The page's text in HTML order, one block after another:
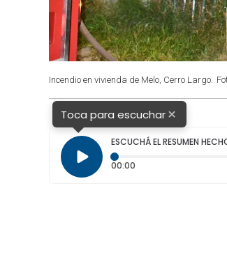
Incendio en vivienda de Melo, Cerro Largo.
Toca para escuchar×
ESCUCHÁ EL RESUMEN
00:00